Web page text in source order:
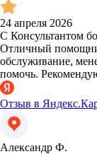
24 апреля 2026
С Консультантом
Отличный
обслуживание,
помочь.
Отзыв в
Александр Ф.